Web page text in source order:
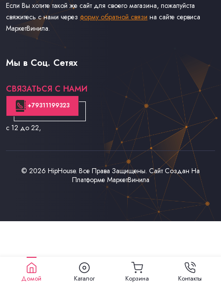
Если Вы хотите такой же сайт для своего магазина, пожалуйста
свяжитесь с нами через форму обратной связи на сайте сервиса
МаркетВинила.
Каталог Музыки на Виниле В Наличии
Доставка и Оплата
Мы в Соц. Сетях
СВЯЗАТЬСЯ С НАМИ
+79311199323
с 12 до 22,
© 2026 HipHouse. Все Права Защищены. Сайт Создан На
Платформе МаркетВинила
Домой Каталог Корзина Контакты